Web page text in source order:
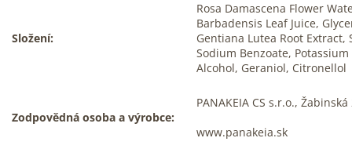
Složení:
Rosa Damascena Flower
Barbadensis Leaf Juice,
Gentiana Lutea Root
Sodium Benzoate,
Alcohol, Geraniol, Citronellol
Zodpovědná osoba a výrobce:
PANAKEIA CS s.r.o.,
www.panakeia.sk